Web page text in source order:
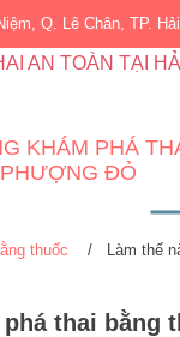
Q. Lê Chân, TP.
AN TOÀN TẠI
KHÁM PHÁ
PHƯỢNG ĐỎ
thuốc / Làm thế
thai bằng